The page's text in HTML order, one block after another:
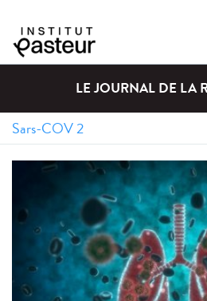
LE JOURNAL DE LA